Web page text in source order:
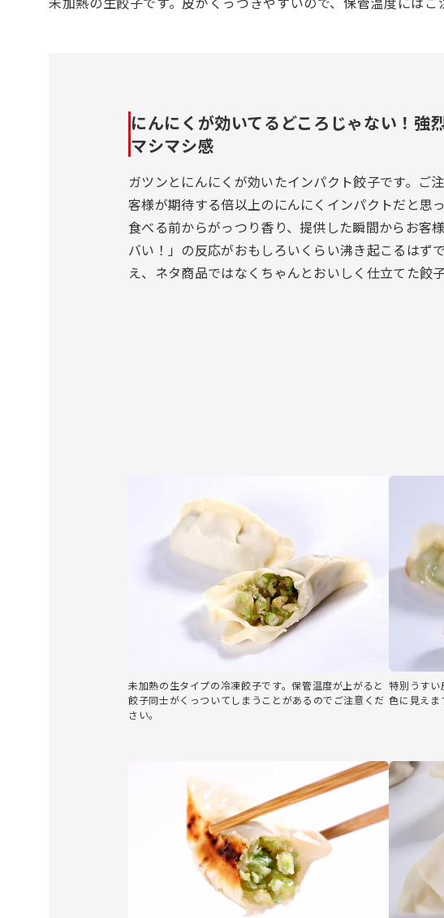
にんにくが効いてるどころじゃない！強
マシマシ感
ガツンとにんにくが効いたインパクト餃子です。ご
客様が期待する倍以上のにんにくインパクトだと思
食べる前からがっつり香り、提供した瞬間からお客
バい！」の反応がおもしろいくらい沸き起こるはず
え、ネタ商品ではなくちゃんとおいしく仕立てた餃子
未加熱の生タイプの冷凍餃子です。保管温度が上がると
餃子同士がくっついてしまうことがあるのでご注意くだ
さい。
特別うすい
色に見えま